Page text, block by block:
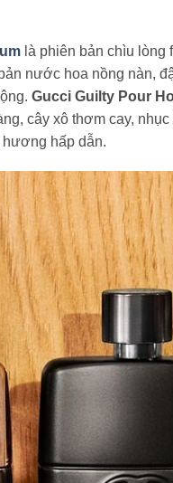
là phiên bản chìu lòng
nước hoa nồng nàn,
Gucci Guilty Pour
cây xô thơm cay,
hấp dẫn.